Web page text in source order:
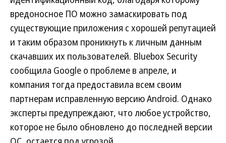
вредоносное ПО можно замаскировать под
существующие приложения с хорошей репутацией
и таким образом проникнуть к личным данным
скачавших их пользователей. Bluebox Security
сообщила Google о проблеме в апреле, и
компания тогда предоставила всем своим
партнерам исправленную версию Android. Однако
эксперты предупреждают, что любое устройство,
которое не было обновлено до последней версии